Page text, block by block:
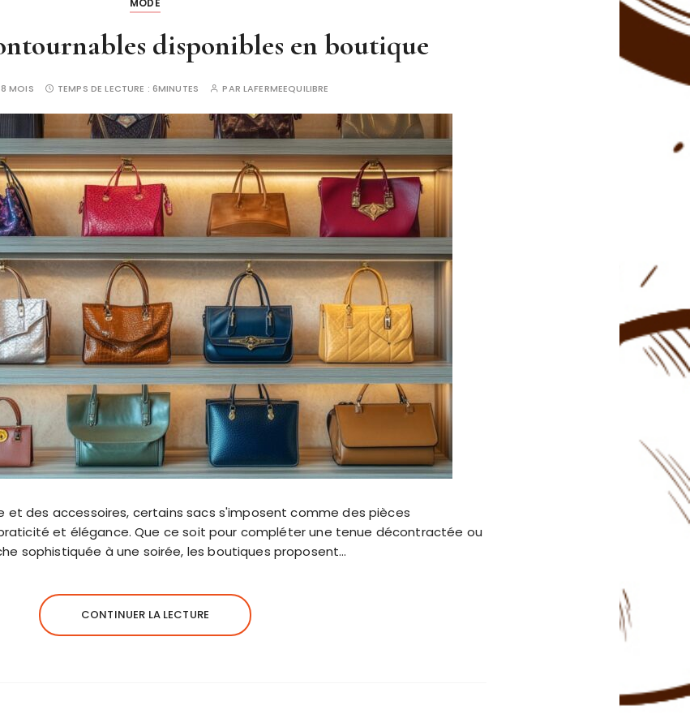
MODE
disponibles en boutique
MOIS TEMPS DE LECTURE : 6MINUTES PAR LAFERMEEQUILIBRE
et des accessoires, certains sacs s'imposent comme des pièces
et élégance. Que ce soit pour compléter une tenue décontractée ou
sophistiquée à une soirée, les boutiques proposent…
CONTINUER LA LECTURE